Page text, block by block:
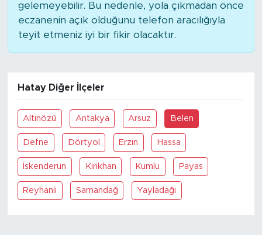
gelemeyebilir. Bu nedenle, yola çıkmadan önce
eczanenin açık olduğunu telefon aracılığıyla
teyit etmeniz iyi bir fikir olacaktır.
Hatay Diğer İlçeler
Altinözü Antakya Arsuz Belen
Defne Dörtyol Erzin Hassa
İskenderun Kirikhan Kumlu Payas
Reyhanli Samandağ Yayladaği